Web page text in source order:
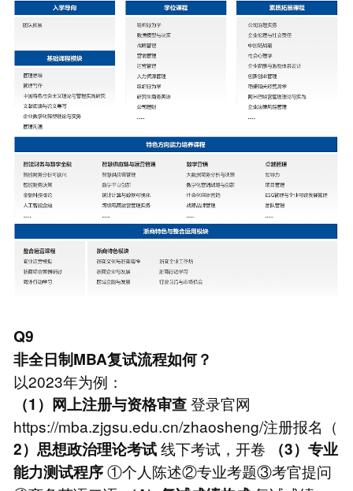
Q9
非全日制MBA复试流程如何？
以2023年为例：
（1）网上注册与资格审查登录官网
https://mba.zjgsu.edu.cn/zhaosheng/注册报名（
2）思想政治理论考试线下考试，开卷
（3）专业
能力测试程序①个人陈述②专业考题③考官提问